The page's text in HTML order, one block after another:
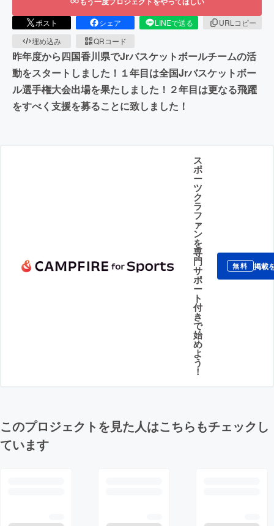
ポスト シェア LINEで送る
URLコピー
埋め込み
QRコード
昨年度から四国香川県でJrバスケットボールチームの活
動をスタートしました！１年目は全国Jrバスケットボー
ル選手権大会出場を果たしました！２年目は更なる飛躍
をすべく支援を募ることに致しました！
ス
ポ
ー
ツ
ク
ラ
フ
ァ
ン
を
専
門
サ
ポ
ー
ト
付
き
で
始
め
よ
う
！
無料 掲載
このプロジェクトを見た人はこちらもチェックし
ています